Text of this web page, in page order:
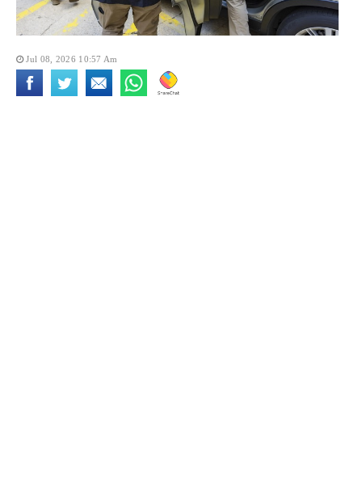
Jul 08, 2026 10:57 Am